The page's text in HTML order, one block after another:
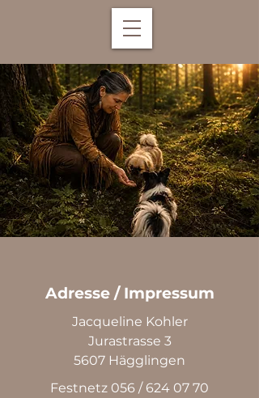
Adresse / Impressum
Jacqueline Kohler
Jurastrasse 3
5607 Hägglingen
Festnetz 056 / 624 07 70